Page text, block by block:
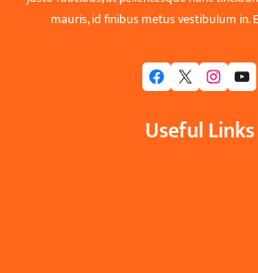
mauris, id finibus metus vestibulum in.
Facebook X Instagram YouTube
Useful Links